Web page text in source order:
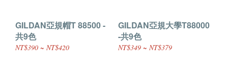
GILDAN亞規帽T 88500 -
共9色
NT$390 ~ NT$420
GILDAN亞規大學T88000
-共9色
NT$349 ~ NT$379